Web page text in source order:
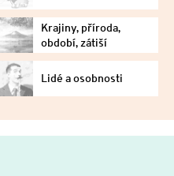
Krajiny, příroda,
období, zátiší
Lidé a osobnosti